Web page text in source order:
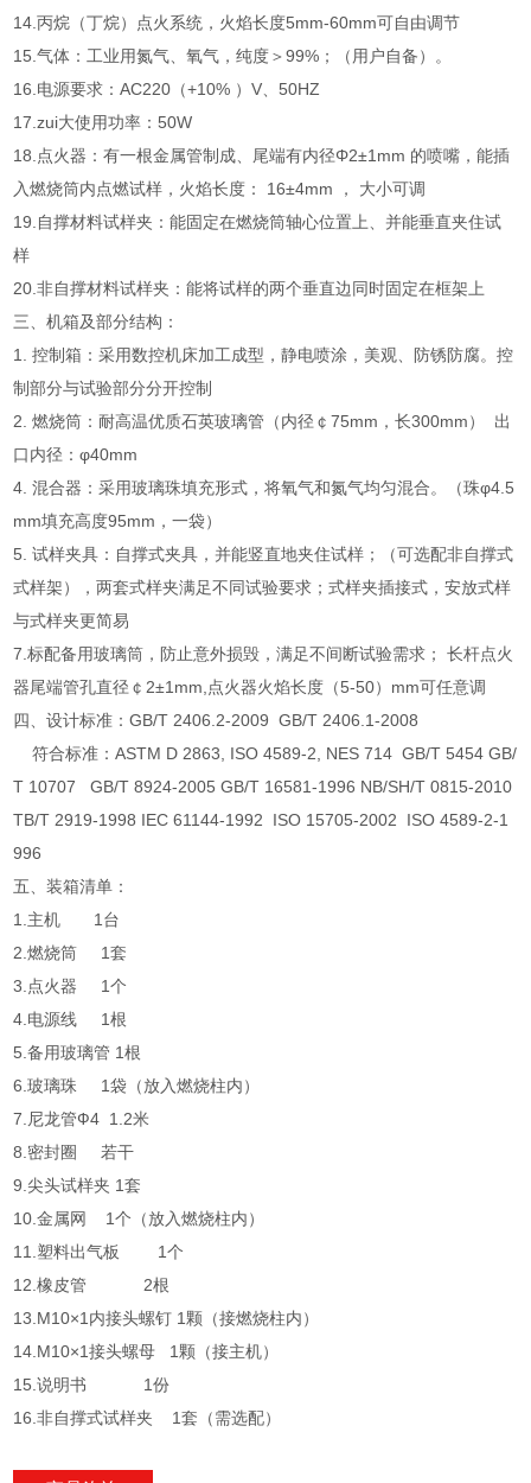
14.丙烷（丁烷）点火系统，火焰长度5mm-60mm可自由调节
15.气体：工业用氮气、氧气，纯度＞99%；（用户自备）。
16.电源要求：AC220（+10% ）V、50HZ
17.zui大使用功率：50W
18.点火器：有一根金属管制成、尾端有内径Φ2±1mm 的喷嘴，能插
入燃烧筒内点燃试样，火焰长度： 16±4mm ， 大小可调
19.自撑材料试样夹：能固定在燃烧筒轴心位置上、并能垂直夹住试
样
20.非自撑材料试样夹：能将试样的两个垂直边同时固定在框架上
三、机箱及部分结构：
1. 控制箱：采用数控机床加工成型，静电喷涂，美观、防锈防腐。控
制部分与试验部分分开控制
2. 燃烧筒：耐高温优质石英玻璃管（内径￠75mm，长300mm） 出
口内径：φ40mm
4. 混合器：采用玻璃珠填充形式，将氧气和氮气均匀混合。（珠φ4.5
mm填充高度95mm，一袋）
5. 试样夹具：自撑式夹具，并能竖直地夹住试样；（可选配非自撑式
式样架），两套式样夹满足不同试验要求；式样夹插接式，安放式样
与式样夹更简易
7.标配备用玻璃筒，防止意外损毁，满足不间断试验需求； 长杆点火
器尾端管孔直径￠2±1mm,点火器火焰长度（5-50）mm可任意调
四、设计标准：GB/T 2406.2-2009 GB/T 2406.1-2008
符合标准：ASTM D 2863, ISO 4589-2, NES 714 GB/T 5454 GB/
T 10707 GB/T 8924-2005 GB/T 16581-1996 NB/SH/T 0815-2010
TB/T 2919-1998 IEC 61144-1992 ISO 15705-2002 ISO 4589-2-1
996
五、装箱清单：
1.主机 1台
2.燃烧筒 1套
3.点火器 1个
4.电源线 1根
5.备用玻璃管 1根
6.玻璃珠 1袋（放入燃烧柱内）
7.尼龙管Ф4 1.2米
8.密封圈 若干
9.尖头试样夹 1套
10.金属网 1个（放入燃烧柱内）
11.塑料出气板 1个
12.橡皮管 2根
13.M10×1内接头螺钉 1颗（接燃烧柱内）
14.M10×1接头螺母 1颗（接主机）
15.说明书 1份
16.非自撑式试样夹 1套（需选配）